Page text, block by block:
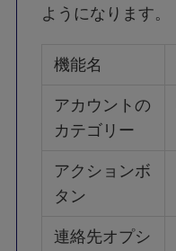
ようになります。
機能名
アカウントの
カテゴリー
アクションボ
タン
連絡先オプシ